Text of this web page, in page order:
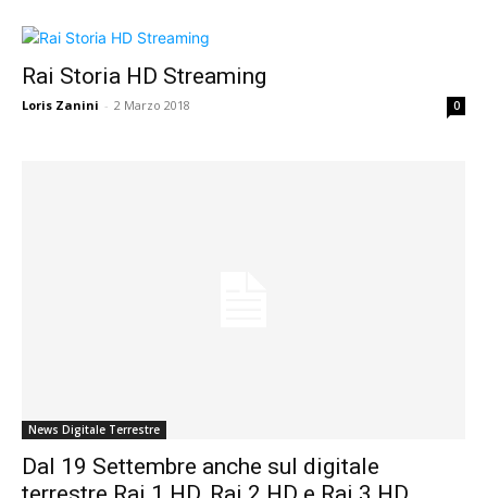
Rai Storia HD Streaming
Loris Zanini - 2 Marzo 2018 0
News Digitale Terrestre
Dal 19 Settembre anche sul digitale